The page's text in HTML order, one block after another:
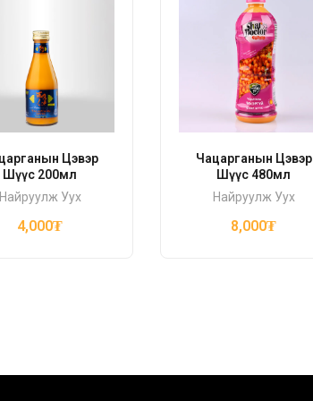
Цэвэр
Шүүс 200мл
Уух
4,000₮
Чацарганын Цэвэр
Шүүс 480мл
Найруулж Уух
8,000₮